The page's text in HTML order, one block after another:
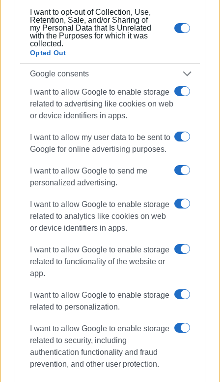
I want to opt-out of Collection, Use,
Retention, Sale, and/or Sharing of
my Personal Data that Is Unrelated
with the Purposes for which it was
collected.
Opted Out
Google consents
I want to allow Google to enable storage
related to advertising like cookies on web
or device identifiers in apps.
I want to allow my user data to be sent to
Google for online advertising purposes.
I want to allow Google to send me
personalized advertising.
I want to allow Google to enable storage
related to analytics like cookies on web
or device identifiers in apps.
I want to allow Google to enable storage
related to functionality of the website or
app.
I want to allow Google to enable storage
related to personalization.
I want to allow Google to enable storage
related to security, including
authentication functionality and fraud
prevention, and other user protection.
Διάρκεια έκθεσης: 10/03/2025 - 20/05/2025
Ώρες επίσκεψης: 09.00 - 16.00 από Δευτέρα έως
Παρασκευή
Κερκυραϊκή Πινακοθήκη, Ιωάννου Θεοτόκη 77
Τηλ.: 26610 41085, e-mail: info@corfuartgallery.com
Εμφανίσεις: 125
ΕΛΕΝΗ ΚΟΡΩΝΑΚΗ
Εργάζεται στις Εκδόσεις Ενημέρωση από το
1990 σε θέσεις υψηλής ευθύνης. Ειδικεύεται στις
καλλιτεχνικό ρεπορτάζ.